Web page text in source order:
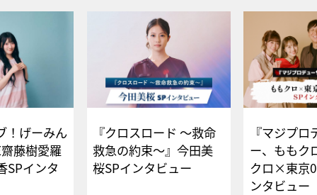
！げーみん
藤樹愛羅
SPインタ
『クロスロード ～救命
救急の約束～』今田美
桜SPインタビュー
『マジプロ
ー、ももク
クロ×東京
ンタビュー